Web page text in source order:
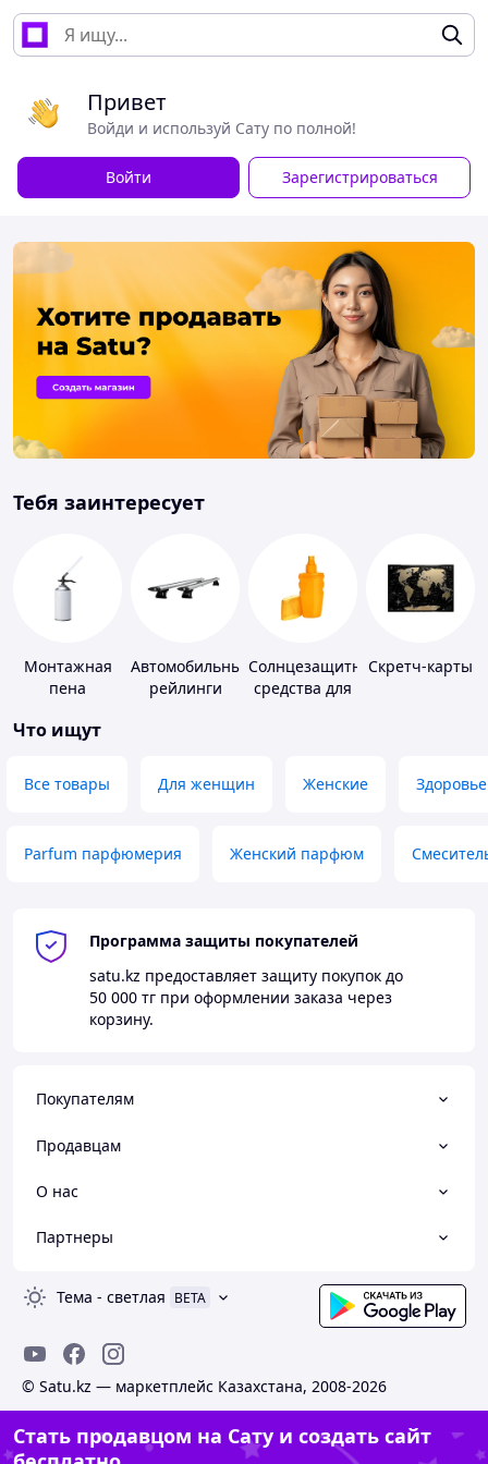
Привет
Войди и используй Сату по полной!
Войти Зарегистрироваться
Тебя заинтересует
Монтажная
пена
Автомобильные
рейлинги
Солнцезащитные
средства для
Скретч-карты
Что ищут
Все товары Для женщин Женские Здоровье
Parfum парфюмерия Женский парфюм
Программа защиты покупателей
satu.kz предоставляет защиту покупок до
50 000 тг при оформлении заказа через
корзину.
Покупателям
Продавцам
О нас
Партнеры
Тема - светлая BETA
© Satu.kz — маркетплейс Казахстана, 2008-2026
Стать продавцом на Сату и создать сайт